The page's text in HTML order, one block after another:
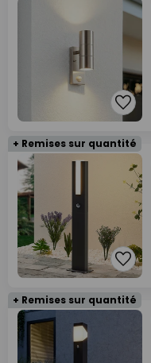
+ Remises sur quantité
+ Remises sur quantité